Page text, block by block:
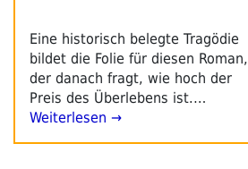
Eine historisch belegte Tragödie
bildet die Folie für diesen Roman,
der danach fragt, wie hoch der
Preis des Überlebens ist.…
Weiterlesen →